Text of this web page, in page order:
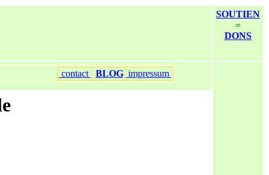
SOUTIEN
=
DONS
contact BLOG impressum